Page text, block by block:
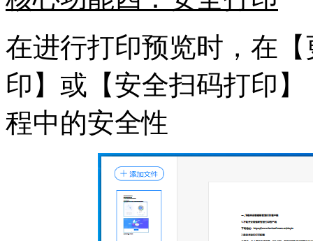
在进行打印预览时，在
印】或【安全扫码打印
程中的安全性